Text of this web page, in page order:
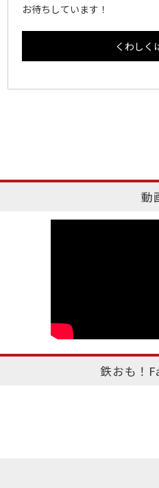
お待ちしています！
くわしく
動
鉄おも！